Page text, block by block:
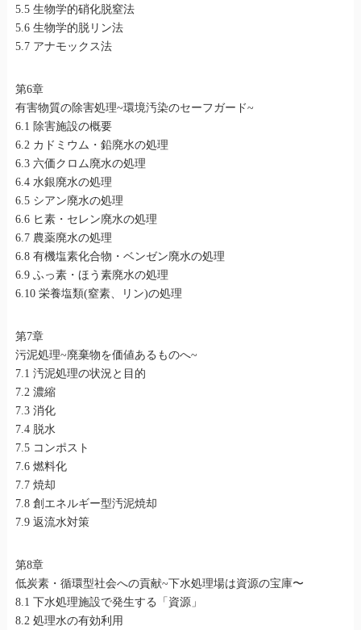
5.5 生物学的硝化脱窒法
5.6 生物学的脱リン法
5.7 アナモックス法
第6章
有害物質の除害処理~環境汚染のセーフガード~
6.1 除害施設の概要
6.2 カドミウム・鉛廃水の処理
6.3 六価クロム廃水の処理
6.4 水銀廃水の処理
6.5 シアン廃水の処理
6.6 ヒ素・セレン廃水の処理
6.7 農薬廃水の処理
6.8 有機塩素化合物・ベンゼン廃水の処理
6.9 ふっ素・ほう素廃水の処理
6.10 栄養塩類(窒素、リン)の処理
第7章
污泥処理~廃棄物を価値あるものへ~
7.1 汚泥処理の状況と目的
7.2 濃縮
7.3 消化
7.4 脱水
7.5 コンポスト
7.6 燃料化
7.7 焼却
7.8 創エネルギー型汚泥焼却
7.9 返流水対策
第8章
低炭素・循環型社会への貢献~下水処理場は資源の宝庫〜
8.1 下水処理施設で発生する「資源」
8.2 処理水の有効利用